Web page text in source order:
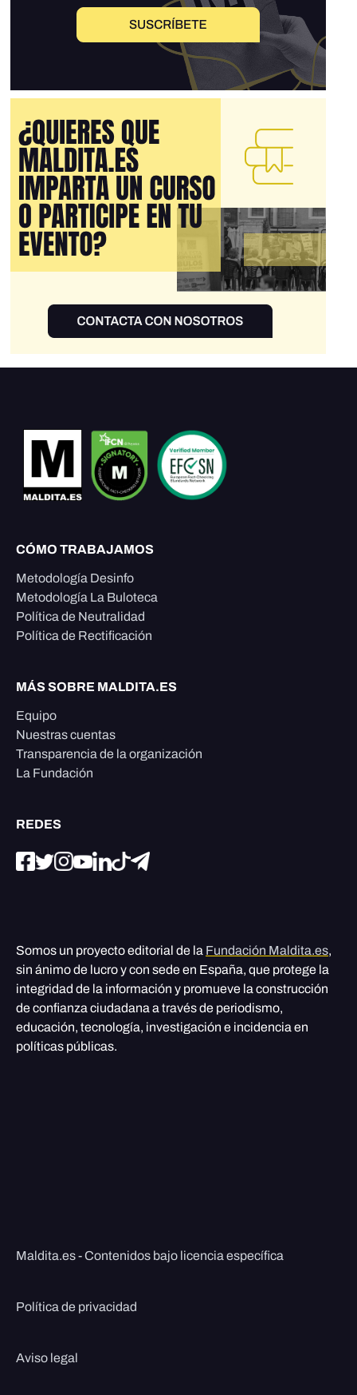
CÓMO TRABAJAMOS
Metodología Desinfo
Metodología La Buloteca
Política de Neutralidad
Política de Rectificación
MÁS SOBRE MALDITA.ES
Equipo
Nuestras cuentas
Transparencia de la organización
La Fundación
REDES
Somos un proyecto editorial de la Fundación Maldita.es,
sin ánimo de lucro y con sede en España, que protege la
integridad de la información y promueve la construcción
de confianza ciudadana a través de periodismo,
educación, tecnología, investigación e incidencia en
políticas públicas.
Maldita.es - Contenidos bajo licencia específica
Política de privacidad
Aviso legal